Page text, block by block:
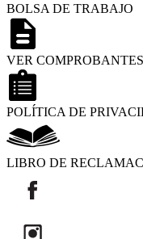
BOLSA DE TRABAJO
VER
POLÍTICA DE
LIBRO DE